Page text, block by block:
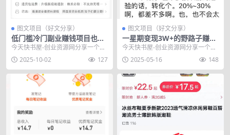
图文项目（好文分享）
低门槛冷门副业赚钱项目也能
变现10万+
今天快书屋-创业资源网分享一个低
门槛冷门副业赚钱项目也能变现10
万+，很多人天天...
2025-10-02 127
图文项目（好文分享）
一星期变现3W+的野路子赚钱
玩法
今天快书屋-创业资源网分享一个一
星期变现3W+的野路子赚钱玩法，
一个人单枪匹马、...
2025-05-16 148